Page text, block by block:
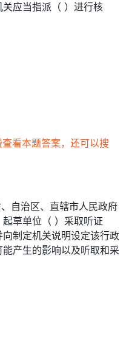
应当指派（ ）进行核
看本题答案，还可以搜
自治区、直辖市人民政府
草单位（ ）采取听证
制定机关说明设定该行政
产生的影响以及听取和采